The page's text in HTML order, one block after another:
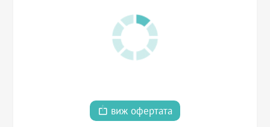
виж офертата